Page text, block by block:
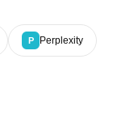
P Perplexity